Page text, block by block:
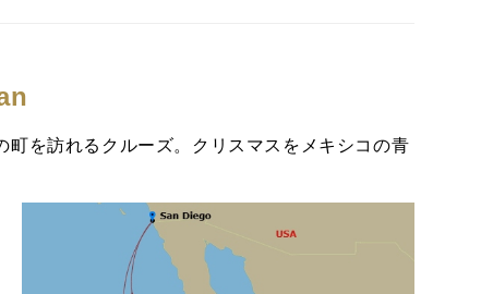
を訪れるクルーズ。クリスマスをメキシコの青